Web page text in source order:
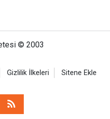
© 2003
Gizlilik İlkeleri Sitene Ekle